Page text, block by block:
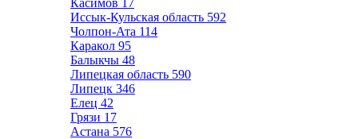
Касимов 17
Иссык-Кульская область 592
Чолпон-Ата 114
Каракол 95
Балыкчы 48
Липецкая область 590
Липецк 346
Елец 42
Грязи 17
Астана 576